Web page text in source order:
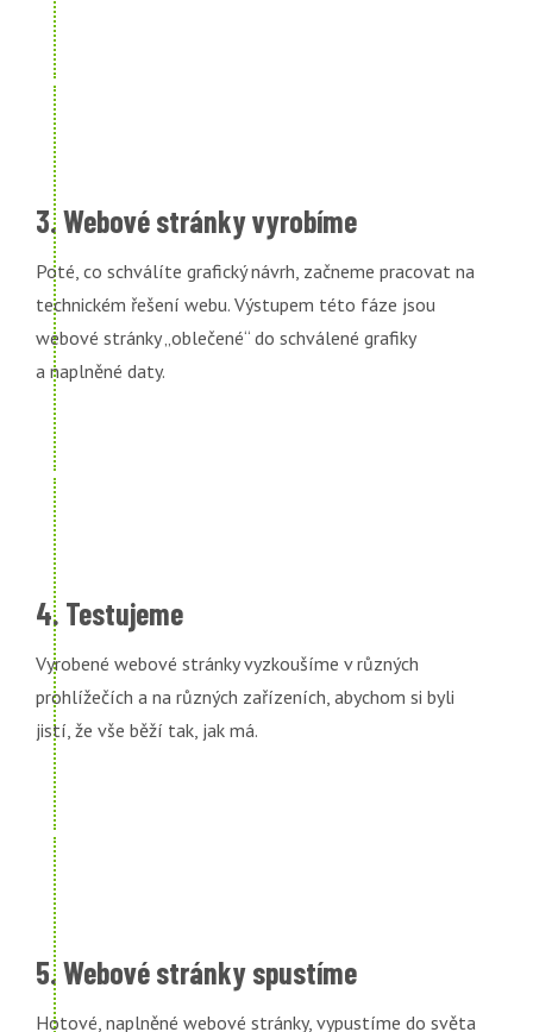
3. Webové stránky vyrobíme
Poté, co schválíte grafický návrh, začneme pracovat na
technickém řešení webu. Výstupem této fáze jsou
webové stránky „oblečené“ do schválené grafiky
a naplněné daty.
4. Testujeme
Vyrobené webové stránky vyzkoušíme v různých
prohlížečích a na různých zařízeních, abychom si byli
jistí, že vše běží tak, jak má.
5. Webové stránky spustíme
Hotové, naplněné webové stránky, vypustíme do světa